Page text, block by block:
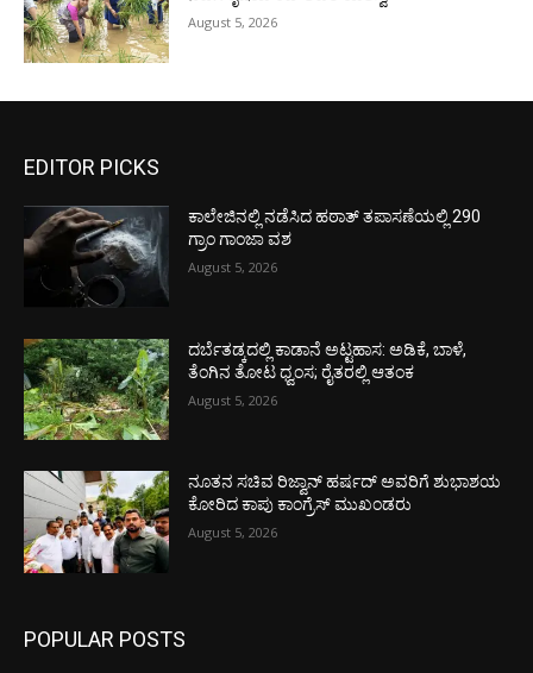
August 5, 2026
EDITOR PICKS
ಕಾಲೇಜಿನಲ್ಲಿ ನಡೆಸಿದ ಹಠಾತ್ ತಪಾಸಣೆಯಲ್ಲಿ 290
ಗ್ರಾಂ ಗಾಂಜಾ ವಶ
August 5, 2026
ದರ್ಬೆತಡ್ಕದಲ್ಲಿ ಕಾಡಾನೆ ಅಟ್ಟಹಾಸ: ಅಡಿಕೆ, ಬಾಳೆ,
ತೆಂಗಿನ ತೋಟ ಧ್ವಂಸ; ರೈತರಲ್ಲಿ ಆತಂಕ
August 5, 2026
ನೂತನ ಸಚಿವ ರಿಜ್ವಾನ್ ಹರ್ಷದ್ ಅವರಿಗೆ ಶುಭಾಶಯ
ಕೋರಿದ ಕಾಪು ಕಾಂಗ್ರೆಸ್ ಮುಖಂಡರು
August 5, 2026
POPULAR POSTS